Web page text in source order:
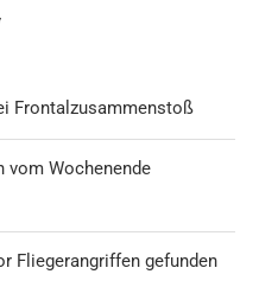
Frontalzusammenstoß
vom Wochenende
Fliegerangriffen gefunden